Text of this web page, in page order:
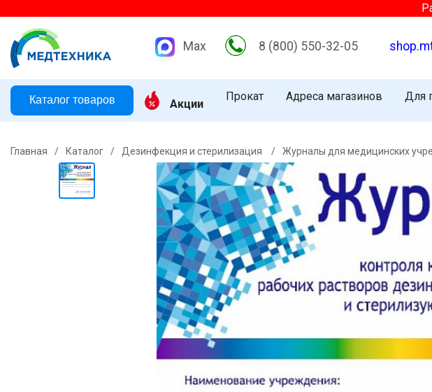
Max 8 (800) 550-32-05
Каталог товаров Акции
Прокат Адреса магазинов Для
Главная / Каталог / Дезинфекция и стерилизация / Журналы для медицинских